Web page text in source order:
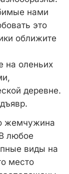
нами
это
оближите
на оленьих
деревне.
жемчужина
любое
виды на
место